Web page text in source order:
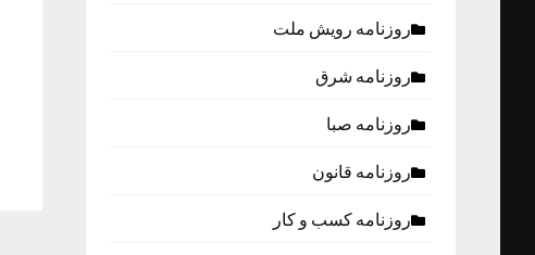
روزنامه رویش ملت
روزنامه شرق
روزنامه صبا
روزنامه قانون
روزنامه كسب و كار